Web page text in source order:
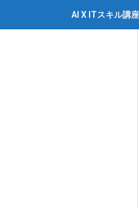
AI X ITスキル講座